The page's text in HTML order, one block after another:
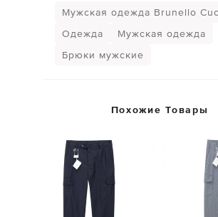
Мужская одежда Brunello
Одежда
Мужская одежда
Брюки мужские
Похожие Товары